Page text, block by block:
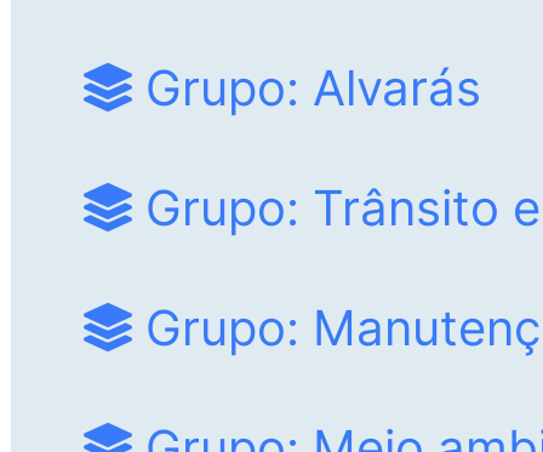
Grupo: Alvarás
Grupo: Trânsito
Grupo: